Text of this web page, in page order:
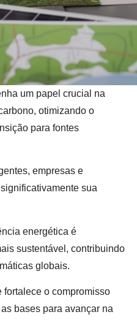
um papel crucial na
otimizando o
para fontes
empresas e
sua
energética é
sustentável, contribuindo
globais.
fortalece o compromisso
bases para avançar na